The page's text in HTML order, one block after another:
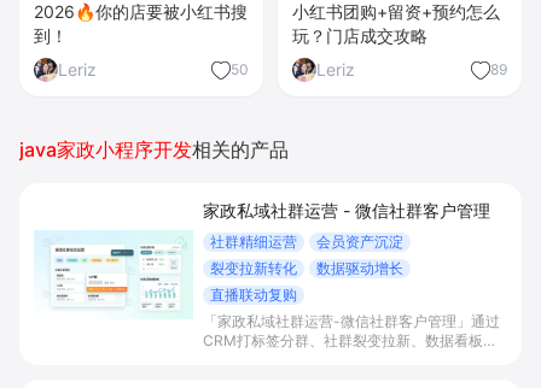
2026🔥你的店要被小红书搜
到！
Leriz
50
小红书团购+留资+预约怎么
玩？门店成交攻略
Leriz
89
java家政小程序开发相关的产品
家政私域社群运营 - 微信社群客户管理
社群精细运营
会员资产沉淀
裂变拉新转化
数据驱动增长
直播联动复购
「家政私域社群运营-微信社群客户管理」通过
CRM打标签分群、社群裂变拉新、数据看板与